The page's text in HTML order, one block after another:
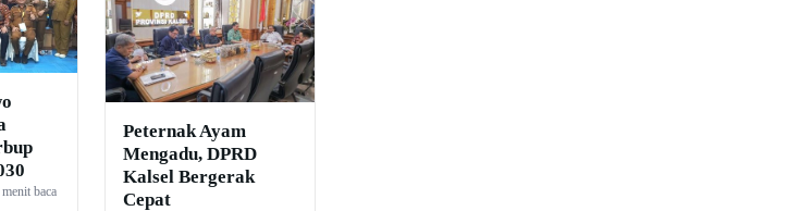
baca
Peternak Ayam
Mengadu, DPRD
Kalsel Bergerak
Cepat